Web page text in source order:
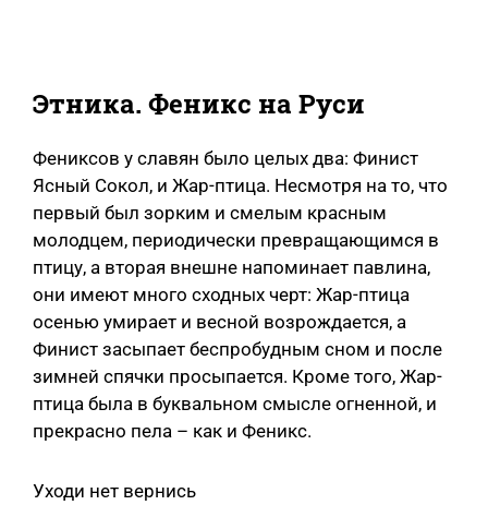
Этника. Феникс на Руси
Фениксов у славян было целых два: Финист
Ясный Сокол, и Жар-птица. Несмотря на то, что
первый был зорким и смелым красным
молодцем, периодически превращающимся в
птицу, а вторая внешне напоминает павлина,
они имеют много сходных черт: Жар-птица
осенью умирает и весной возрождается, а
Финист засыпает беспробудным сном и после
зимней спячки просыпается. Кроме того, Жар-
птица была в буквальном смысле огненной, и
прекрасно пела – как и Феникс.
Уходи нет вернись